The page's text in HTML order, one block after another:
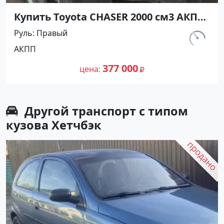
Купить Toyota CHASER 2000 см3 АКПП
(140 л.с.) Бензин инжектор в
Белозерный: цвет Серый Седан 1998
года по цене 377000 рублей,
объявление №26919 на сайте
км.
Руль Правый
АКПП
цена 377 000
Другой транспорт с типом
кузова Хетчбэк